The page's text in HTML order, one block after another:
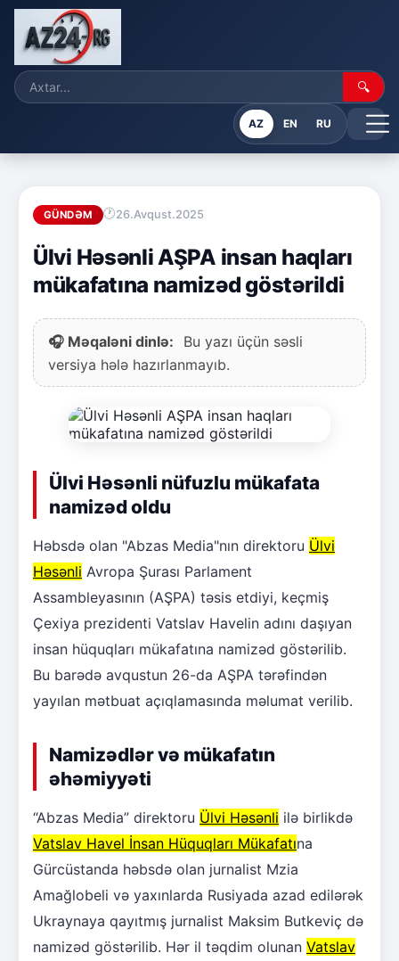
🔍
AZ EN RU
GÜNDƏM 26.Avqust.2025
Ülvi Həsənli AŞPA insan haqları
mükafatına namizəd göstərildi
🎧 Məqaləni dinlə:
Bu yazı üçün səsli
versiya hələ hazırlanmayıb.
Ülvi Həsənli nüfuzlu mükafata
namizəd oldu
Həbsdə olan "Abzas Media"nın direktoru Ülvi
Həsənli Avropa Şurası Parlament
Assambleyasının (AŞPA) təsis etdiyi, keçmiş
Çexiya prezidenti Vatslav Havelin adını daşıyan
insan hüquqları mükafatına namizəd göstərilib.
Bu barədə avqustun 26-da AŞPA tərəfindən
yayılan mətbuat açıqlamasında məlumat verilib.
Namizədlər və mükafatın
əhəmiyyəti
“Abzas Media” direktoru Ülvi Həsənli ilə birlikdə
Vatslav Havel İnsan Hüquqları Mükafatına
Gürcüstanda həbsdə olan jurnalist Mzia
Amağlobeli və yaxınlarda Rusiyada azad edilərək
Ukraynaya qayıtmış jurnalist Maksim Butkeviç də
namizəd göstərilib. Hər il təqdim olunan Vatslav